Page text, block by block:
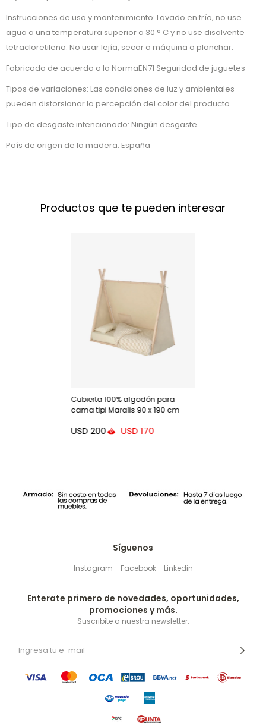
Instrucciones de uso y mantenimiento: Lavado en frío, no use
agua a una temperatura superior a 30 ° C y no use disolvente
tetracloretileno. No usar lejía, secar a máquina o planchar.
Fabricado de acuerdo a la NormaEN71 Seguridad de juguetes
Tipos de variaciones: Las condiciones de luz y ambientales
pueden distorsionar la percepción del color del producto.
Tipo de desgaste intencionado: Ningún desgaste
País de origen de la madera: España
Productos que te pueden interesar
Cubierta 100% algodón para
cama tipi Maralis 90 x 190 cm
USD 200 USD 170
Síguenos
Instagram Facebook Linkedin
Enterate primero de novedades, oportunidades,
promociones y más.
Suscribite a nuestra newsletter.